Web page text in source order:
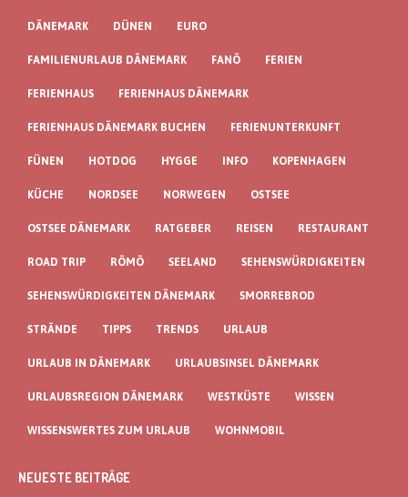
DÄNEMARK DÜNEN EURO
FAMILIENURLAUB DÄNEMARK FANÖ FERIEN
FERIENHAUS FERIENHAUS DÄNEMARK
FERIENHAUS DÄNEMARK BUCHEN FERIENUNTERKUNFT
FÜNEN HOTDOG HYGGE INFO KOPENHAGEN
KÜCHE NORDSEE NORWEGEN OSTSEE
OSTSEE DÄNEMARK RATGEBER REISEN RESTAURANT
ROAD TRIP RÖMÖ SEELAND SEHENSWÜRDIGKEITEN
SEHENSWÜRDIGKEITEN DÄNEMARK SMORREBROD
STRÄNDE TIPPS TRENDS URLAUB
URLAUB IN DÄNEMARK URLAUBSINSEL DÄNEMARK
URLAUBSREGION DÄNEMARK WESTKÜSTE WISSEN
WISSENSWERTES ZUM URLAUB WOHNMOBIL
NEUESTE BEITRÄGE